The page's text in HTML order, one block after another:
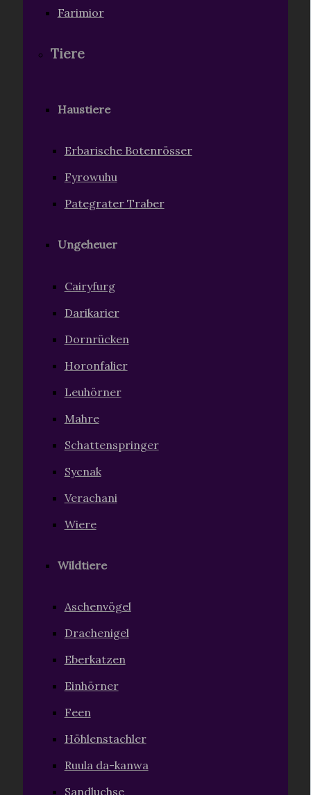
Farimior
Tiere
Haustiere
Erbarische Botenrösser
Fyrowuhu
Pategrater Traber
Ungeheuer
Cairyfurg
Darikarier
Dornrücken
Horonfalier
Leuhörner
Mahre
Schattenspringer
Sycnak
Verachani
Wiere
Wildtiere
Aschenvögel
Drachenigel
Eberkatzen
Einhörner
Feen
Höhlenstachler
Ruula da-kanwa
Sandluchse